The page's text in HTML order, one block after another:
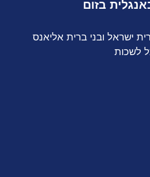
בזום
ישראל ובני ברית אליאנס